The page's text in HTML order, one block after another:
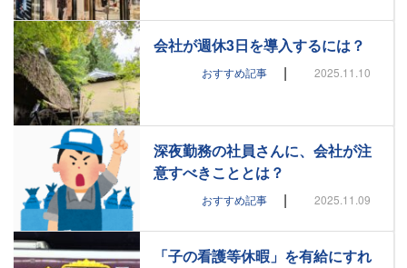
会社が週休3日を導入するには？
おすすめ記事 | 2025.11.10
深夜勤務の社員さんに、会社が注
意すべきこととは？
おすすめ記事 | 2025.11.09
「子の看護等休暇」を有給にすれ